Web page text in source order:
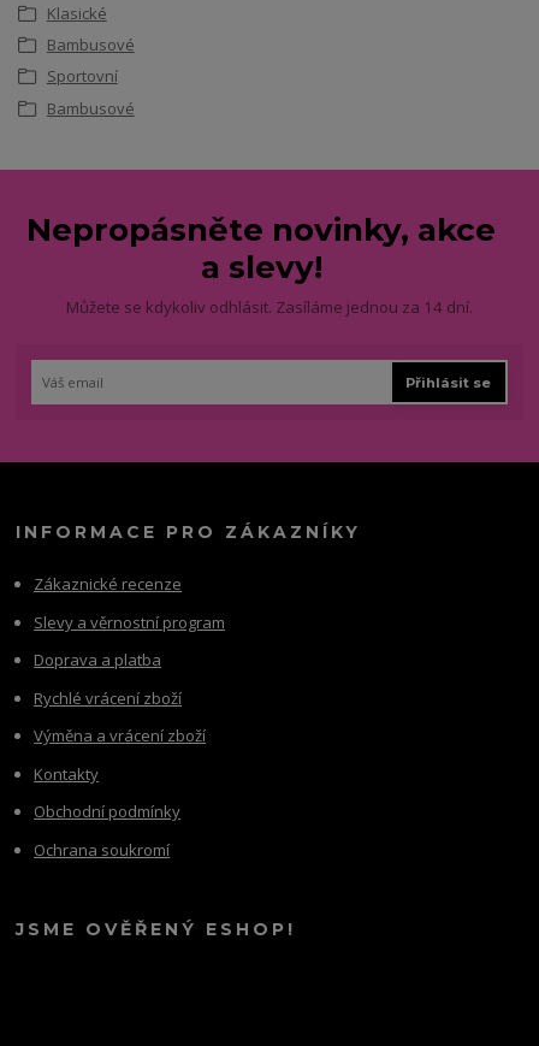
Klasické
Bambusové
Sportovní
Bambusové
Nepropásněte novinky, akce
a slevy!
Můžete se kdykoliv odhlásit. Zasíláme jednou za 14 dní.
Přihlásit se
INFORMACE PRO ZÁKAZNÍKY
Zákaznické recenze
Slevy a věrnostní program
Doprava a platba
Rychlé vrácení zboží
Výměna a vrácení zboží
Kontakty
Obchodní podmínky
Ochrana soukromí
JSME OVĚŘENÝ ESHOP!